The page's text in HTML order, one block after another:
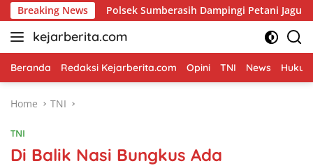
Skip
to
content
Breaking News
Polsek Sumberasih Dampingi Petani Jagung di Mentor,
kejarberita.com
Beranda Redaksi Kejarberita.com Opini TNI News
Home TNI
TNI
Di Balik Nasi Bungkus Ada